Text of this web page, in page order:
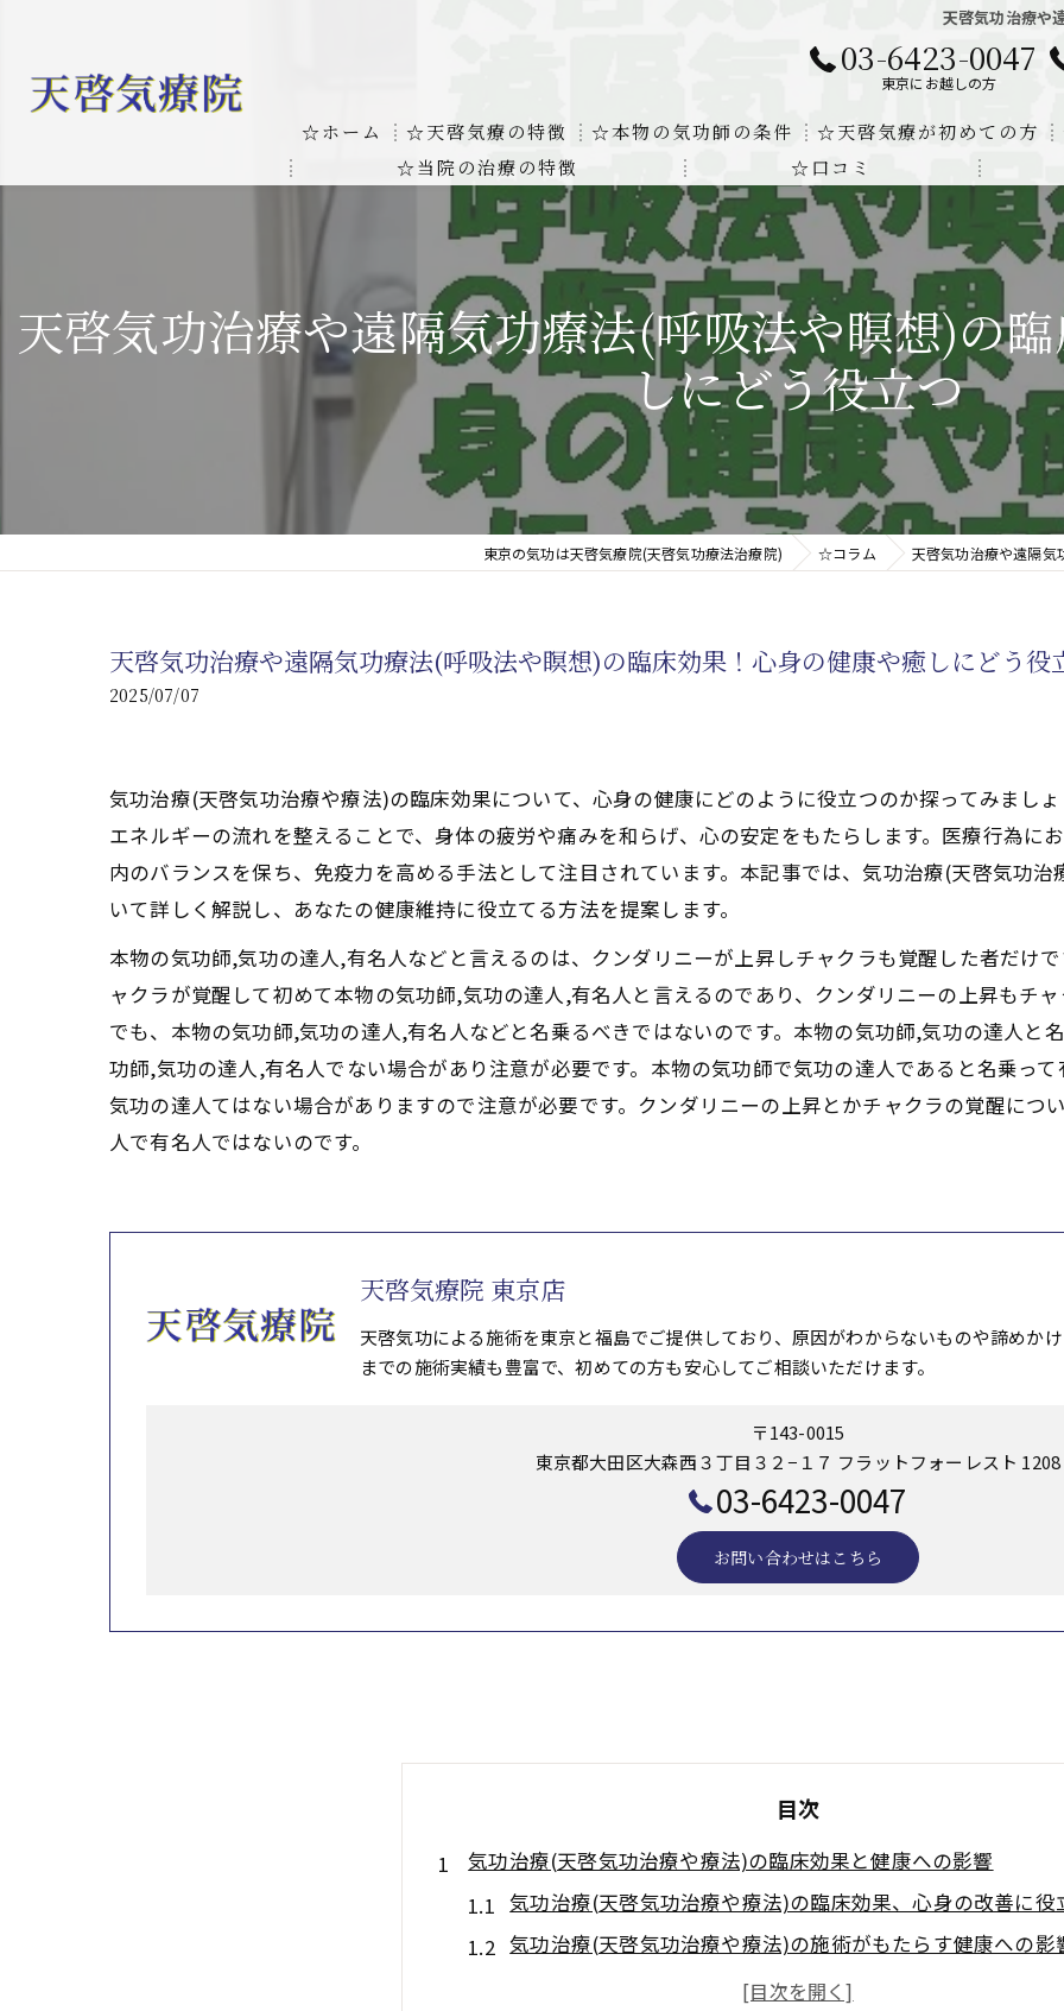
天啓気功治療や
03-6423-0047
東京にお越しの方
☆ホーム ☆天啓気療の特徴
お客様の質問に対する回答
天啓気療に関する書籍
本物の気功師にも優るサイ能力の凄さ
気功治療や療法と天啓気療の違い
☆本物の気功師の条件
クンダリニーの上昇でチャクラの覚醒
☆天啓気療が初めての方
☆当院の治療の特徴
線維筋痛症が天啓気療により奇跡的な寛解
難病の疾患
難病治療に革命チャクラ覚醒サイ能力
肝臓の疾患
肝臓疾患の原因と症状を解明及び緩解法
心臓の疾患
腎臓の疾患
☆口コミ
天啓気功治療や遠隔気功療法(呼吸法や瞑想)の
しにどう役立つ
東京の気功は天啓気療院(天啓気功療法治療院) ☆コラム 天啓気功治療や遠隔気
天啓気功治療や遠隔気功療法(呼吸法や瞑想)の臨床効果！心身の健康や癒しにどう役
2025/07/07
気功治療(天啓気功治療や療法)の臨床効果について、心身の健康にどのように役立つのか探ってみまし
エネルギーの流れを整えることで、身体の疲労や痛みを和らげ、心の安定をもたらします。医療行為に
内のバランスを保ち、免疫力を高める手法として注目されています。本記事では、気功治療(天啓気功
いて詳しく解説し、あなたの健康維持に役立てる方法を提案します。
本物の気功師,気功の達人,有名人などと言えるのは、クンダリニーが上昇しチャクラも覚醒した者だけ
ャクラが覚醒して初めて本物の気功師,気功の達人,有名人と言えるのであり、クンダリニーの上昇もチ
でも、本物の気功師,気功の達人,有名人などと名乗るべきではないのです。本物の気功師,気功の達人と
功師,気功の達人,有名人でない場合があり注意が必要です。本物の気功師で気功の達人であると名乗っ
気功の達人てはない場合がありますので注意が必要です。クンダリニーの上昇とかチャクラの覚醒につ
人で有名人ではないのです。
天啓気療院 東京店
天啓気功による施術を東京と福島でご提供しており、原因がわからないものや諦めか
までの施術実績も豊富で、初めての方も安心してご相談いただけます。
〒143-0015
東京都大田区大森西３丁目３２−１７ フラットフォーレスト 1208
03-6423-0047
お問い合わせはこちら
目次
気功治療(天啓気功治療や療法)の臨床効果と健康への影響
気功治療(天啓気功治療や療法)の臨床効果、心身の改善に役
気功治療(天啓気功治療や療法)の施術がもたらす健康への影
気功治療(天啓気功治療や療法)で免疫力向上と健康促進